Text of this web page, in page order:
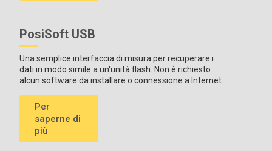
PosiSoft USB
Una semplice interfaccia di misura per recuperare i
dati in modo simile a un'unità flash. Non è richiesto
alcun software da installare o connessione a Internet.
Per
saperne di
più